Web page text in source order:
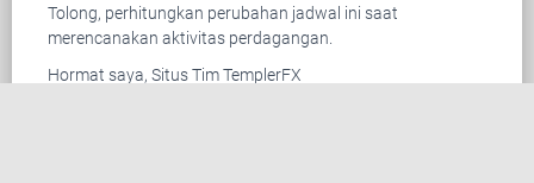
Tolong, perhitungkan perubahan jadwal ini saat
merencanakan aktivitas perdagangan.
Hormat saya, Situs Tim TemplerFX